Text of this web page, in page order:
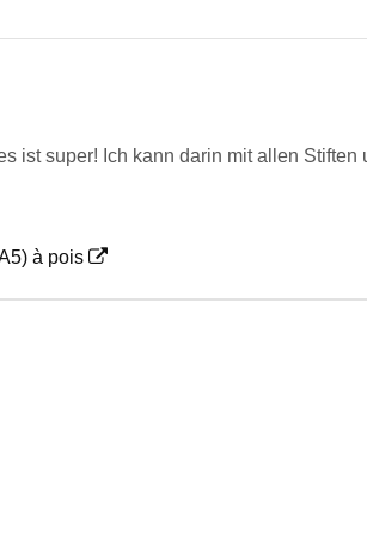
ist super! Ich kann darin mit allen Stiften
à pois